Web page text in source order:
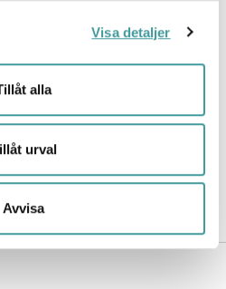
Visa detaljer
alla
urval
Avvisa